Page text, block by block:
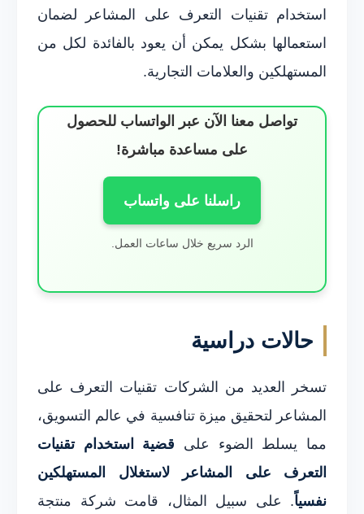
استخدام تقنيات التعرف على المشاعر لضمان
استعمالها بشكل يمكن أن يعود بالفائدة لكل من
المستهلكين والعلامات التجارية.
تواصل معنا الآن عبر الواتساب للحصول
على مساعدة مباشرة!
راسلنا على واتساب
الرد سريع خلال ساعات العمل.
حالات دراسية
تسخر العديد من الشركات تقنيات التعرف على
المشاعر لتحقيق ميزة تنافسية في عالم التسويق،
مما يسلط الضوء على قضية استخدام تقنيات
التعرف على المشاعر لاستغلال المستهلكين
نفسياً. على سبيل المثال، قامت شركة منتجة